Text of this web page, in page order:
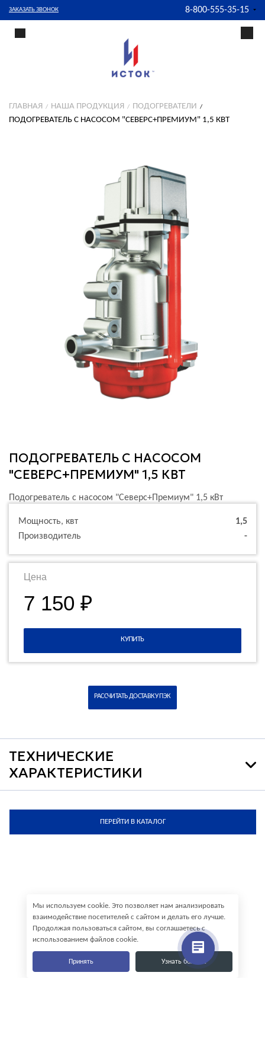
ЗАКАЗАТЬ ЗВОНОК 8-800-555-35-15
ГЛАВНАЯ НАША ПРОДУКЦИЯ
ПОДОГРЕВАТЕЛИ
ПОДОГРЕВАТЕЛЬ С НАСОСОМ "СЕВЕРС+ПРЕМИУМ" 1,5 КВТ
ПОДОГРЕВАТЕЛЬ С НАСОСОМ
"СЕВЕРС+ПРЕМИУМ" 1,5 КВТ
Подогреватель с насосом "Северс+Премиум" 1,5 кВт
Мощность, квт
1,5
Производитель
-
Цена
7 150 ₽
КУПИТЬ
РАССЧИТАТЬ ДОСТАВКУ ПЭК
ТЕХНИЧЕСКИЕ
ХАРАКТЕРИСТИКИ
ПЕРЕЙТИ В КАТАЛОГ
Мы используем cookie. Это позволяет нам анализировать
взаимодействие посетителей с сайтом и делать его лучше.
Продолжая пользоваться сайтом, вы соглашаетесь с
использованием файлов cookie.
Принять Узнать больше